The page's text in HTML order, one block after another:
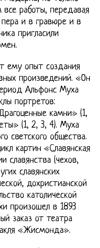
работы, передавая
и в гравюре и в
пригласили
ему опыт создания
произведений. «Он
Альфонс Муха
портретов:
камни» (1,
(1, 2, 3, 4). Муха
светского общества.
картин «Славянская
славянства (чехов,
славянских
дохристианской
католической
произошел в 1893
заказ от театра
«Жисмонда».